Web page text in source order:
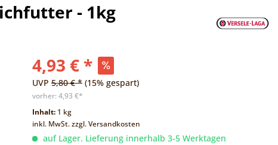
- 1kg
4,93 € *
UVP5,80 € * (15% gespart)
vorher:4,93 €*
Inhalt: 1 kg
inkl. MwSt.zzgl. Versandkosten
auf Lager. Lieferung innerhalb 3-5 Werktagen